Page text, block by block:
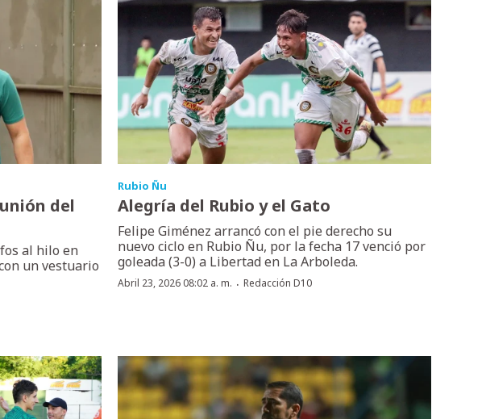
del
al hilo en
un vestuario
Rubio Ñu
Alegría del Rubio y el Gato
Felipe Giménez arrancó con el pie derecho su
nuevo ciclo en Rubio Ñu, por la fecha 17 venció por
goleada (3-0) a Libertad en La Arboleda.
Abril 23, 2026 08:02 a. m. · Redacción D10